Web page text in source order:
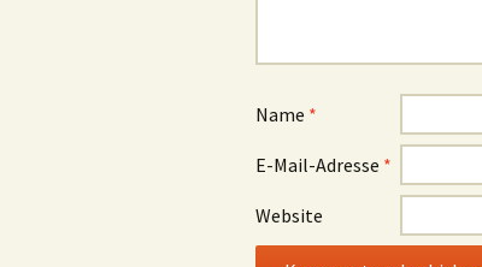
Name *
E-Mail-Adresse *
Website